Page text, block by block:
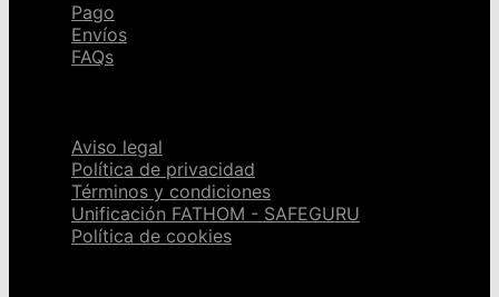
Pago
Envíos
FAQs
Aviso legal
Política de privacidad
Términos y condiciones
Unificación FATHOM - SAFEGURU
Política de cookies